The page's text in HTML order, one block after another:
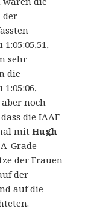
der
sehr
die
noch
die IAAF
mitHugh
Grade
der Frauen
der
auf die